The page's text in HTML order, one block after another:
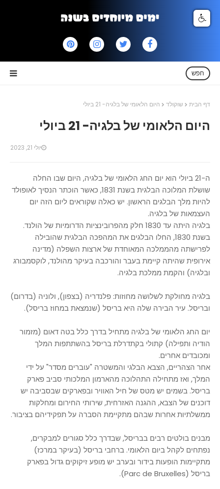
חפש
דף הבית שוקולד היום הלאומי של בלגיה- 21 ביולי
היום הלאומי של בלגיה- 21 ביולי
יולי 21, 2023
ה-21 ביולי הוא יום החג הלאומי של בלגיה, היום שבו החלה
שושלת המלוכה הבלגית בשנת 1831, כאשר הוכתר הנסיך לאופולד
להיות מלך הבלגים הראשון. יש כאלה שקוראים ליום הזה יום
העצמאות של בלגיה.
בלגיה היתה עד 1830 חלק מהפרובינציות הדרומיות של הולנד.
בשנת 1830, החלו הבלגים את המהפכה הבלגית שהובילה
לפרישתה מהממלכה המאוחדת של ארצות השפלה (מדינה
אירופית שהיתה קיימת בעבר והורכבה בעיקר מהולנד, לוקסמבורג
ובלגיה) והקמת ממלכת בלגיה.
בלגיה מחולקת לשלושה מחוזות: פלנדריה (בצפון), ולוניה (בדרום)
ובריסל. עיר הבירה שלה היא בריסל (שנמצאת במחוז בריסל).
יום החג הלאומי של בלגיה מתחיל בדרך כלל בטה דאום (מזמור
הודיה ותפילה) קתולי בקתדרלת בריסל בהשתתפות המלך
ומכובדים אחרים.
אחר הצהריים, הצבא הבלגי והמשטרה "עוברים מסדר" על ידי
המלך, ואז מתחילה התהלוכה מהארמון המלכותי סביב פארק
בריסל. בשמים יש מטס של חיל האוויר ובפארקים שבסביבה יש
דוכנים של הצבא, ההגנה האזרחית, שירותי החירום ומחלקות
ממשלתיות אחרות שבהם מתקיימת הסברה על תפקידיהם בציבור.
מבנים בולטים רבים בבריסל, שבדרך כלל סגורים למבקרים,
נפתחים לקהל ביום הלאומי. ברחבי בריסל (בעיקר במרכז)
מתקיימות הופעות בידור ובערב יש מופע זיקוקים גדול בפארק
בריסל (Parc de Bruxelles).